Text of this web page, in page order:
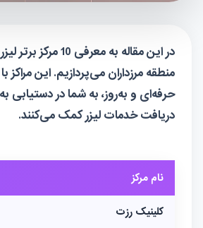
در این مقاله به معرفی
منطقه مرزداران می‌پردازیم. این مراکز
حرفه‌ای و به‌روز، به شما در دستیابی
دریافت خدمات لیزر کمک می‌کنند.
نام مرکز
کلینیک رزت